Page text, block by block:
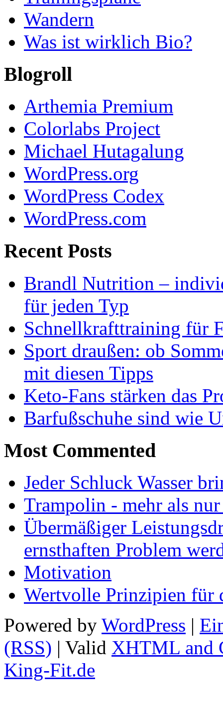
Wandern
Was ist wirklich Bio?
Blogroll
Arthemia Premium
Colorlabs Project
Michael Hutagalung
WordPress.org
WordPress Codex
WordPress.com
Recent Posts
Brandl Nutrition –
für jeden Typ
Schnellkrafttraining für
Sport draußen: ob
mit diesen Tipps
Keto-Fans stärken das
Barfußschuhe sind wie
Most Commented
Jeder Schluck Wasser
Trampolin - mehr als
Übermäßiger
ernsthaften Problem
Motivation
Wertvolle Prinzipien für
Powered by WordPress |
(RSS) | Valid XHTML and
King-Fit.de